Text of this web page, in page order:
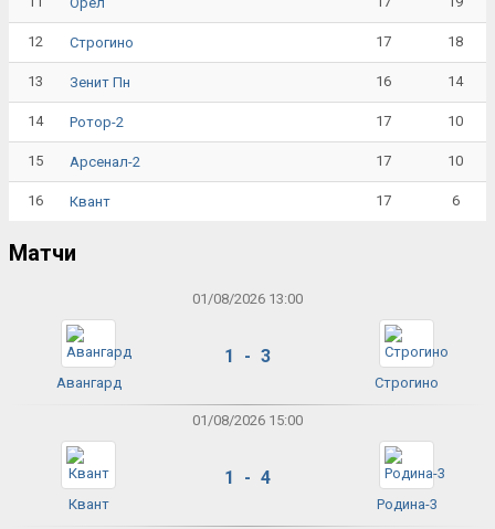
12 Строгино 17 18
13 Зенит Пн 16 14
14 Ротор-2 17 10
15 Арсенал-2 17 10
16 Квант 17 6
Матчи
01/08/2026 13:00
Авангард
1 - 3
Строгино
01/08/2026 15:00
Квант
1 - 4
Родина-3